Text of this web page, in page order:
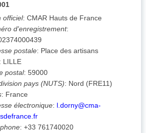
officiel: CMAR Hauts de France
d'enregistrement:
postale: Place des artisans
: LILLE
postal: 59000
pays (NUTS): Nord (FRE11)
: France
électronique: l.dorny@cma-
: +33 761740020